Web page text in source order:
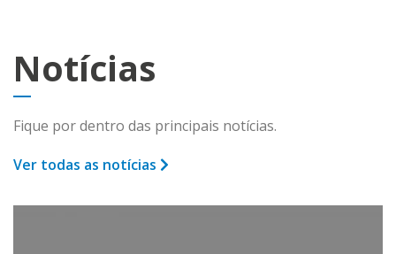
Notícias
Fique por dentro das principais notícias.
Ver todas as notícias